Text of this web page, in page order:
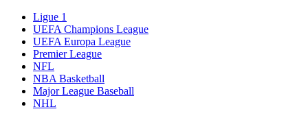
Ligue 1
UEFA Champions League
UEFA Europa League
Premier League
NFL
NBA Basketball
Major League Baseball
NHL